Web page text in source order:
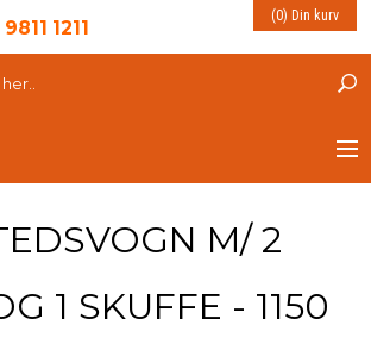
9811 1211 (0) Din kurv
M/ 2
1 SKUFFE - 1150